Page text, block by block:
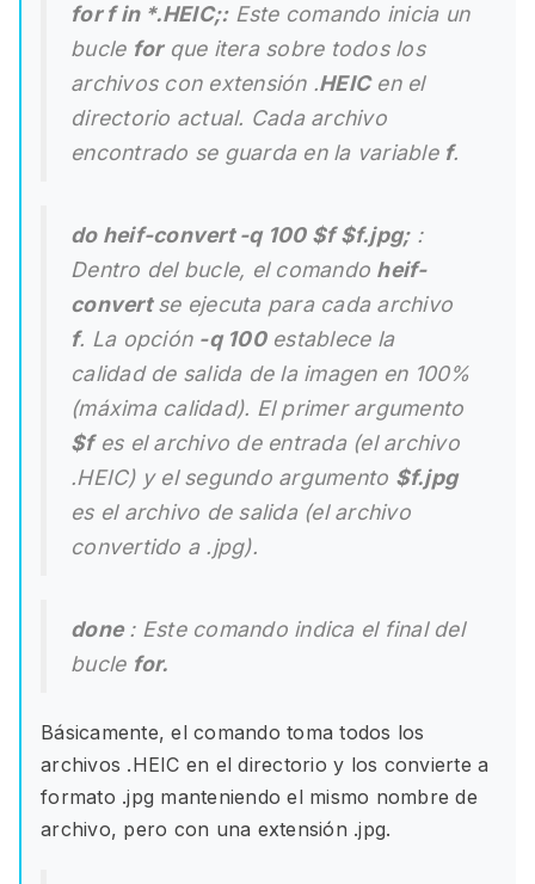
for f in *.HEIC;:Este comando inicia un
bucle forque itera sobre todos los
archivos con extensión .HEICen el
directorio actual. Cada archivo
encontrado se guarda en la variable f.
do heif-convert -q 100 $f $f.jpg;:
Dentro del bucle, el comando heif-
convertse ejecuta para cada archivo
f. La opción -q 100establece la
calidad de salida de la imagen en 100%
(máxima calidad). El primer argumento
$fes el archivo de entrada (el archivo
.HEIC) y el segundo argumento $f.jpg
es el archivo de salida (el archivo
convertido a .jpg).
done: Este comando indica el final del
bucle for.
Básicamente, el comando toma todos los
archivos .HEIC en el directorio y los convierte a
formato .jpg manteniendo el mismo nombre de
archivo, pero con una extensión .jpg.